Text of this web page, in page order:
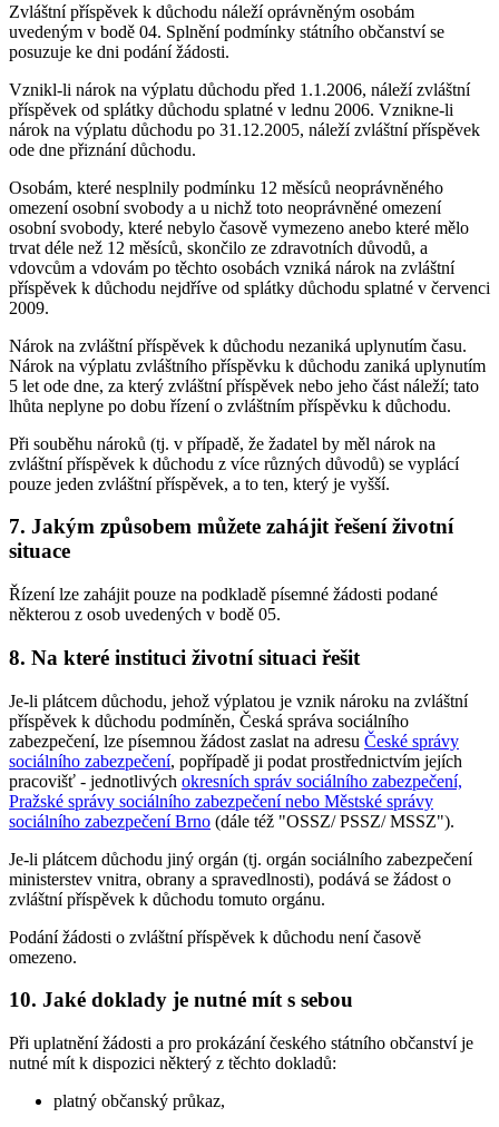
Zvláštní příspěvek k důchodu náleží oprávněným osobám
uvedeným v bodě 04. Splnění podmínky státního občanství se
posuzuje ke dni podání žádosti.
Vznikl-li nárok na výplatu důchodu před 1.1.2006, náleží zvláštní
příspěvek od splátky důchodu splatné v lednu 2006. Vznikne-li
nárok na výplatu důchodu po 31.12.2005, náleží zvláštní příspěvek
ode dne přiznání důchodu.
Osobám, které nesplnily podmínku 12 měsíců neoprávněného
omezení osobní svobody a u nichž toto neoprávněné omezení
osobní svobody, které nebylo časově vymezeno anebo které mělo
trvat déle než 12 měsíců, skončilo ze zdravotních důvodů, a
vdovcům a vdovám po těchto osobách vzniká nárok na zvláštní
příspěvek k důchodu nejdříve od splátky důchodu splatné v červenci
2009.
Nárok na zvláštní příspěvek k důchodu nezaniká uplynutím času.
Nárok na výplatu zvláštního příspěvku k důchodu zaniká uplynutím
5 let ode dne, za který zvláštní příspěvek nebo jeho část náleží; tato
lhůta neplyne po dobu řízení o zvláštním příspěvku k důchodu.
Při souběhu nároků (tj. v případě, že žadatel by měl nárok na
zvláštní příspěvek k důchodu z více různých důvodů) se vyplácí
pouze jeden zvláštní příspěvek, a to ten, který je vyšší.
7. Jakým způsobem můžete zahájit řešení životní
situace
Řízení lze zahájit pouze na podkladě písemné žádosti podané
některou z osob uvedených v bodě 05.
8. Na které instituci životní situaci řešit
Je-li plátcem důchodu, jehož výplatou je vznik nároku na zvláštní
příspěvek k důchodu podmíněn, Česká správa sociálního
zabezpečení, lze písemnou žádost zaslat na adresu České správy
sociálního zabezpečení, popřípadě ji podat prostřednictvím jejích
pracovišť - jednotlivých okresních správ sociálního zabezpečení,
Pražské správy sociálního zabezpečení nebo Městské správy
sociálního zabezpečení Brno (dále též "OSSZ/ PSSZ/ MSSZ").
Je-li plátcem důchodu jiný orgán (tj. orgán sociálního zabezpečení
ministerstev vnitra, obrany a spravedlnosti), podává se žádost o
zvláštní příspěvek k důchodu tomuto orgánu.
Podání žádosti o zvláštní příspěvek k důchodu není časově
omezeno.
10. Jaké doklady je nutné mít s sebou
Při uplatnění žádosti a pro prokázání českého státního občanství je
nutné mít k dispozici některý z těchto dokladů:
platný občanský průkaz,